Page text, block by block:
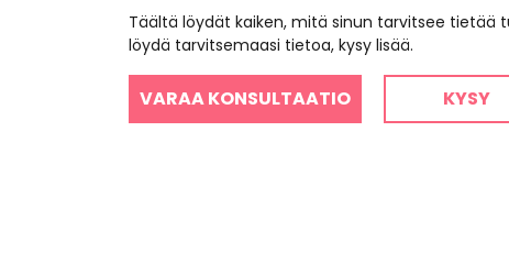
Täältä löydät kaiken, mitä sinun tarvitsee
löydä tarvitsemaasi tietoa, kysy lisää.
VARAA KONSULTAATIO KYSY